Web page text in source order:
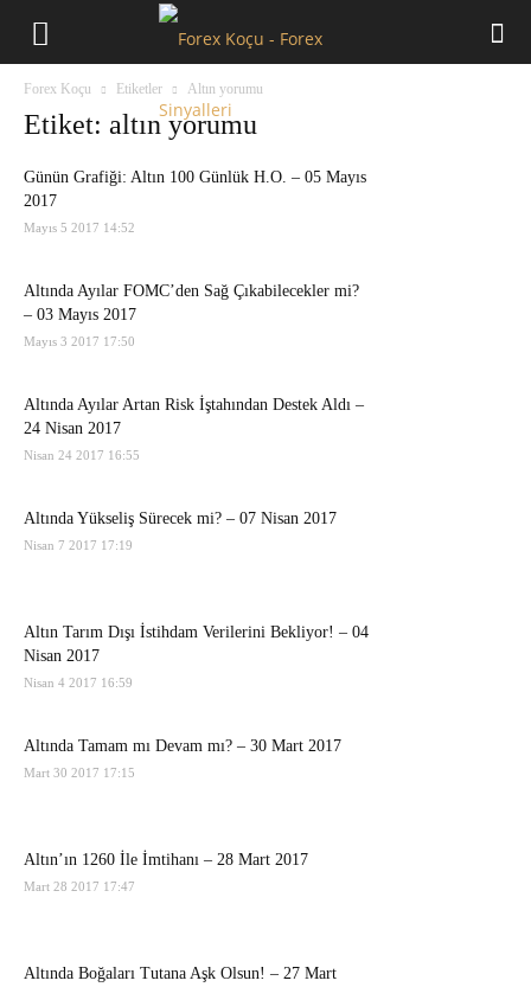
Forex Koçu Etiketler Altın yorumu
Etiket: altın yorumu
Günün Grafiği: Altın 100 Günlük H.O. – 05 Mayıs
2017
Mayıs 5 2017 14:52
Altında Ayılar FOMC’den Sağ Çıkabilecekler mi?
– 03 Mayıs 2017
Mayıs 3 2017 17:50
Altında Ayılar Artan Risk İştahından Destek Aldı –
24 Nisan 2017
Nisan 24 2017 16:55
Altında Yükseliş Sürecek mi? – 07 Nisan 2017
Nisan 7 2017 17:19
Altın Tarım Dışı İstihdam Verilerini Bekliyor! – 04
Nisan 2017
Nisan 4 2017 16:59
Altında Tamam mı Devam mı? – 30 Mart 2017
Mart 30 2017 17:15
Altın’ın 1260 İle İmtihanı – 28 Mart 2017
Mart 28 2017 17:47
Altında Boğaları Tutana Aşk Olsun! – 27 Mart